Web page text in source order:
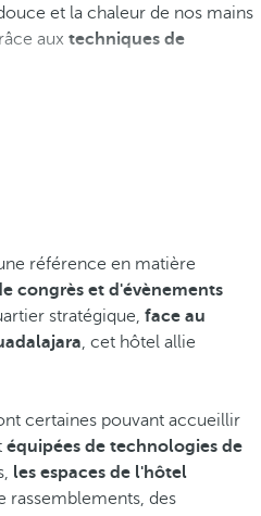
et la chaleur de nos mains
aux techniques de
référence en matière
congrès et d'évènements
stratégique, face au
, cet hôtel allie
certaines pouvant accueillir
équipées de technologies de
les espaces de l'hôtel
rassemblements, des